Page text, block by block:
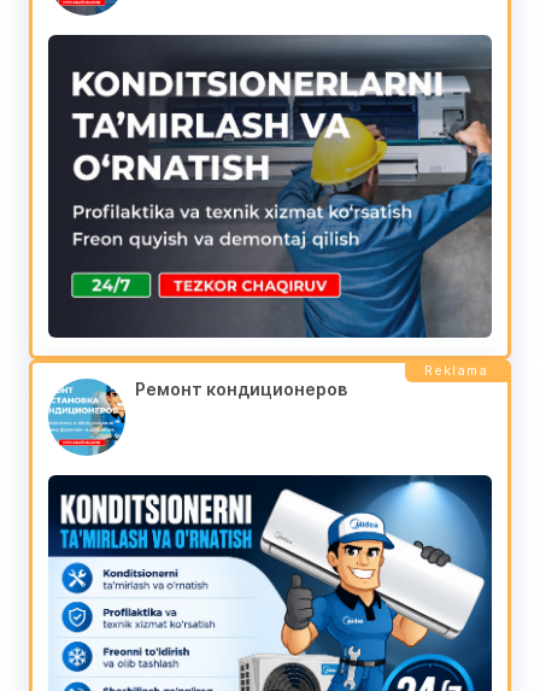
Reklama
Ремонт кондиционеров